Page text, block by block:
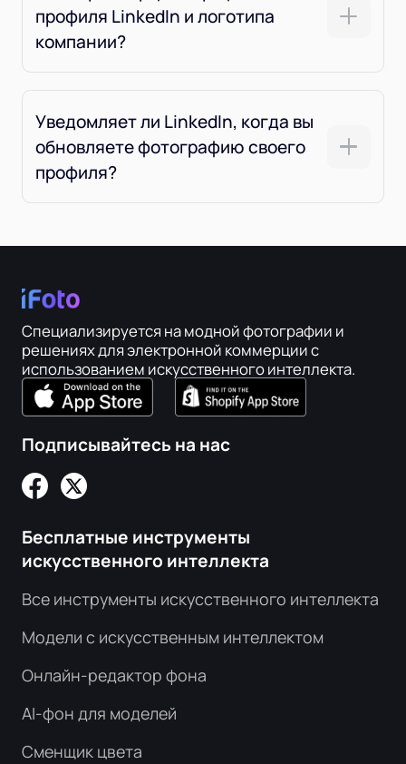
профиля LinkedIn и логотипа
компании?
Уведомляет ли LinkedIn, когда вы
обновляете фотографию своего
профиля?
Специализируется на модной фотографии и
решениях для электронной коммерции с
использованием искусственного интеллекта.
Подписывайтесь на нас
Бесплатные инструменты
искусственного интеллекта
Все инструменты искусственного интеллекта
Модели с искусственным интеллектом
Онлайн-редактор фона
AI-фон для моделей
Сменщик цвета